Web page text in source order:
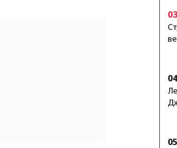
03
04
05